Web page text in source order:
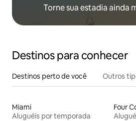
Torne sua estadia ainda
Destinos para conhecer
Destinos perto de você Outros
Miami
Aluguéis por temporada
Four